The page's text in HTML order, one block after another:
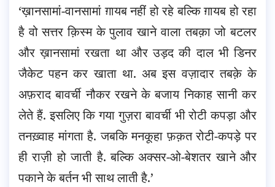
‘ख़ानसामां-वानसामां ग़ायब नहीं हो रहे बल्कि ग़ायब हो रहा
है वो सत्तर क़िस्म के पुलाव खाने वाला तबक़ा जो बटलर
और ख़ानसामां रखता था और उड़द की दाल भी डिनर
जैकेट पहन कर खाता था. अब इस वज़ादार तबक़े के
अफ़राद बावर्ची नौकर रखने के बजाय निकाह सानी कर
लेते हैं. इसलिए कि गया गुज़रा बावर्ची भी रोटी कपड़ा और
तनख़्वाह मांगता है. जबकि मनकूहा फ़क़त रोटी-कपड़े पर
ही राज़ी हो जाती है. बल्कि अक्सर-ओ-बेशतर खाने और
पकाने के बर्तन भी साथ लाती है.’